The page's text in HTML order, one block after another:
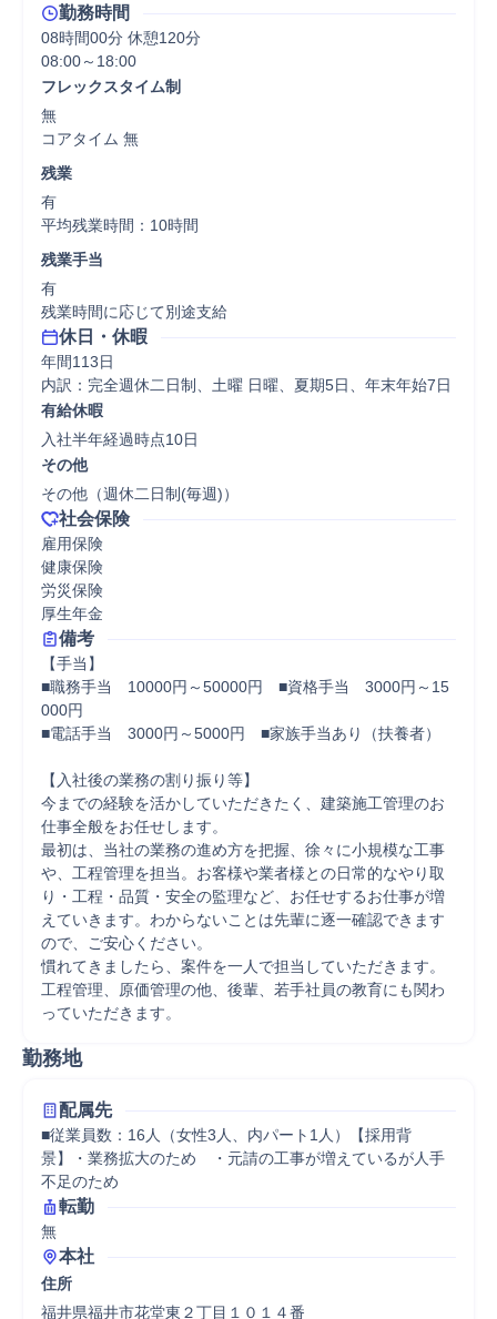
勤務時間
08時間00分 休憩120分
フレックスタイム制
無
コアタイム 無
残業
有
平均残業時間：10時間
残業手当
有
残業時間に応じて別途支給
休日・休暇
年間113日
内訳：完全週休二日制、土曜 日曜、夏期5日、年末年始7日
有給休暇
入社半年経過時点10日
その他
その他（週休二日制(毎週)）
社会保険
雇用保険
健康保険
労災保険
厚生年金
備考
【手当】
■職務手当　10000円～50000円　■資格手当　3000円～15
000円
■電話手当　3000円～5000円　■家族手当あり（扶養者）
【入社後の業務の割り振り等】
今までの経験を活かしていただきたく、建築施工管理のお
仕事全般をお任せします。
最初は、当社の業務の進め方を把握、徐々に小規模な工事
や、工程管理を担当。お客様や業者様との日常的なやり取
り・工程・品質・安全の監理など、お任せするお仕事が増
えていきます。わからないことは先輩に逐一確認できます
ので、ご安心ください。
慣れてきましたら、案件を一人で担当していただきます。
工程管理、原価管理の他、後輩、若手社員の教育にも関わ
っていただきます。
勤務地
配属先
■従業員数：16人（女性3人、内パート1人）【採用背
景】・業務拡大のため　・元請の工事が増えているが人手
不足のため
転勤
無
本社
住所
福井県福井市花堂東２丁目１０１４番